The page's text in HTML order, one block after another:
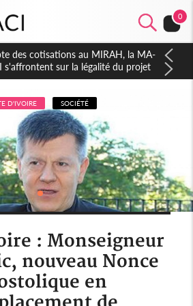
0
2026, Thiam plaide pour un
plus apaisé
D'IVOIRE SOCIÉTÉ
: Monseigneur
nouveau Nonce
en